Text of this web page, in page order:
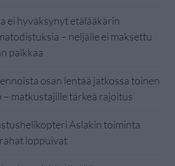
ei hyväksynyt etälääkärin
– neljälle ei maksettu
palkkaa
osan lentää jatkossa toinen
matkustajille tärkeä rajoitus
Aslakin toiminta
loppuivat